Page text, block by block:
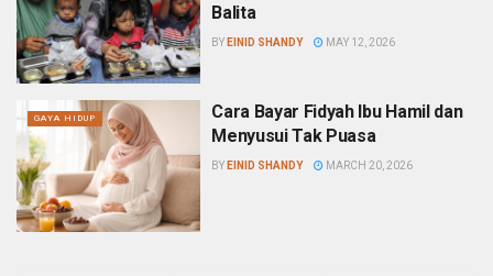
Balita
BY EINID SHANDY MAY 12, 2026
GAYA HIDUP
Cara Bayar Fidyah Ibu Hamil dan
Menyusui Tak Puasa
BY EINID SHANDY MARCH 20, 2026